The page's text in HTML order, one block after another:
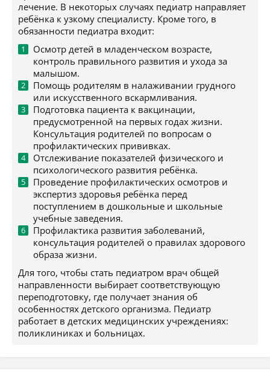
лечение. В некоторых случаях педиатр направляет
ребёнка к узкому специалисту. Кроме того, в
обязанности педиатра входит:
Осмотр детей в младенческом возрасте,
контроль правильного развития и ухода за
малышом.
Помощь родителям в налаживании грудного
или искусственного вскармливания.
Подготовка пациента к вакцинации,
предусмотренной на первых годах жизни.
Консультация родителей по вопросам о
профилактических прививках.
Отслеживание показателей физического и
психологического развития ребёнка.
Проведение профилактических осмотров и
экспертиз здоровья ребёнка перед
поступлением в дошкольные и школьные
учебные заведения.
Профилактика развития заболеваний,
консультация родителей о правилах здорового
образа жизни.
Для того, чтобы стать педиатром врач общей
направленности выбирает соответствующую
переподготовку, где получает знания об
особенностях детского организма. Педиатр
работает в детских медицинских учреждениях:
поликлиниках и больницах.